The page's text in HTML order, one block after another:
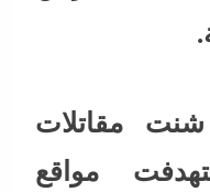
مقاتلات
مواقع